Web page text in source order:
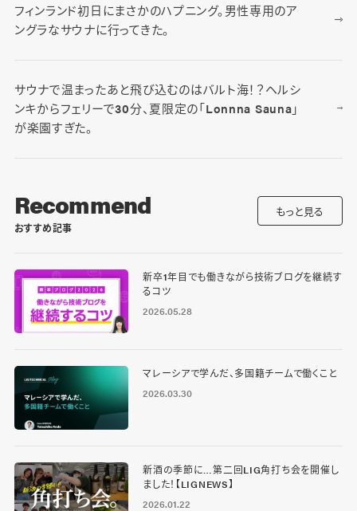
フィンランド初日にまさかのハプニング。男性専用のア
ングラなサウナに行ってきた。
サウナで温まったあと飛び込むのはバルト海！？ヘルシ
ンキからフェリーで30分、夏限定の「Lonnna Sauna」
が楽園すぎた。
Recommend
おすすめ記事
もっと見る
新卒1年目でも働きながら技術ブログを継続す
るコツ
2026.05.28
マレーシアで学んだ、多国籍チームで働くこと
2026.03.30
新酒の季節に…第二回LIG角打ち会を開催し
ました！【LIGNEWS】
2026.01.22